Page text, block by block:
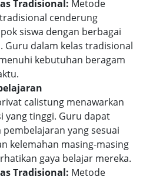
Tradisional: Metode
cenderung
siswa dengan berbagai
Guru dalam kelas tradisional
kebutuhan beragam
calistung menawarkan
yang tinggi. Guru dapat
yang sesuai
kelemahan masing-masing
gaya belajar mereka.
Tradisional: Metode